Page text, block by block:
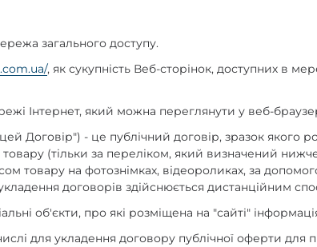
загального доступу.
, як сукупність Веб-сторінок, доступних в
Інтернет, який можна переглянути у веб-
цей Договір") - це публічний договір, зразок якого
(тільки за переліком, який визначений
товару на фотознімках, відеороликах, за
договорів здійснюється дистанційним
об'єкти, про які розміщена на "сайті"
для укладення договору публічної оферти для